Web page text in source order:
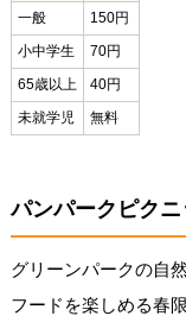
一般
150円
小中学生
70円
65歳以上
40円
未就学児
無料
パンパークピク
グリーンパークの自
フードを楽しめる春